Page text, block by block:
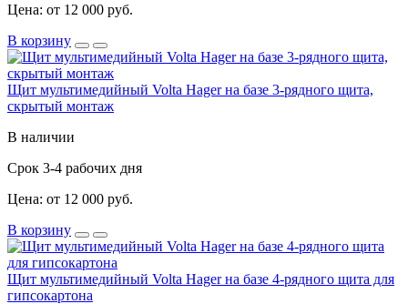
Цена: от 12 000 руб.
В корзину
Щит мультимедийный Volta Hager на базе 3-рядного щита,
скрытый монтаж
В наличии
Срок 3-4 рабочих дня
Цена: от 12 000 руб.
В корзину
Щит мультимедийный Volta Hager на базе 4-рядного щита для
гипсокартона